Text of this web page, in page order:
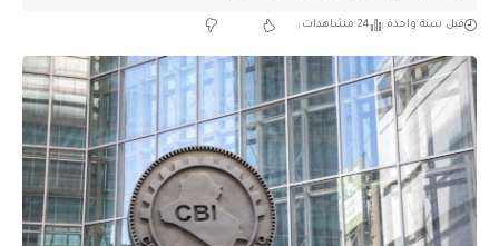
قبل سنة واحدة 24 مشاهدات